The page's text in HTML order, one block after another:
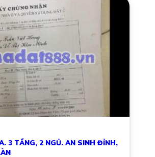
3 TẦNG, 2 NGỦ. AN SINH ĐỈNH,